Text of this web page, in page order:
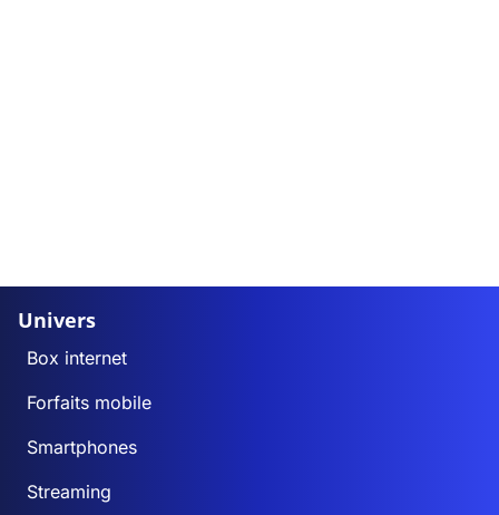
Univers
Box internet
Forfaits mobile
Smartphones
Streaming